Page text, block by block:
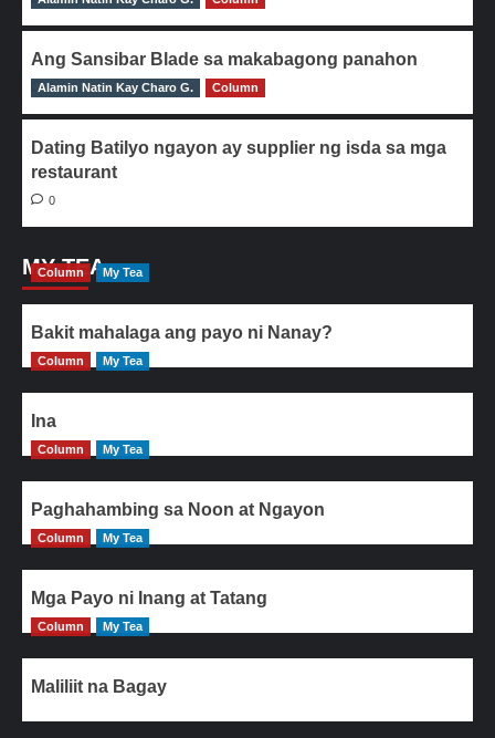
Ang Sansibar Blade sa makabagong panahon
0
Alamin Natin Kay Charo G. Column
Dating Batilyo ngayon ay supplier ng isda sa mga
restaurant
0
MY TEA
Column My Tea
Bakit mahalaga ang payo ni Nanay?
Column My Tea
Ina
Column My Tea
Paghahambing sa Noon at Ngayon
Column My Tea
Mga Payo ni Inang at Tatang
Column My Tea
Maliliit na Bagay